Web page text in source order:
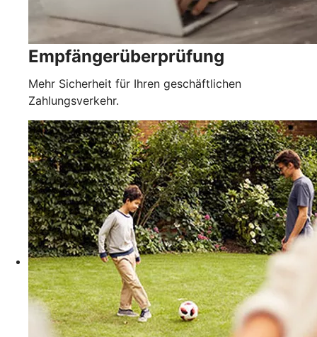
Empfängerüberprüfung
Mehr Sicherheit für Ihren geschäftlichen
Zahlungsverkehr.